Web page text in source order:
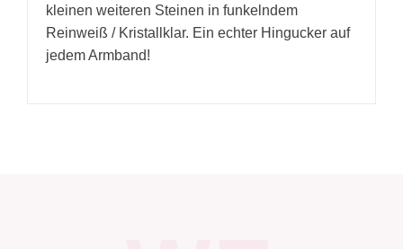
kleinen weiteren Steinen in funkelndem
Reinweiß / Kristallklar. Ein echter Hingucker auf
jedem Armband!